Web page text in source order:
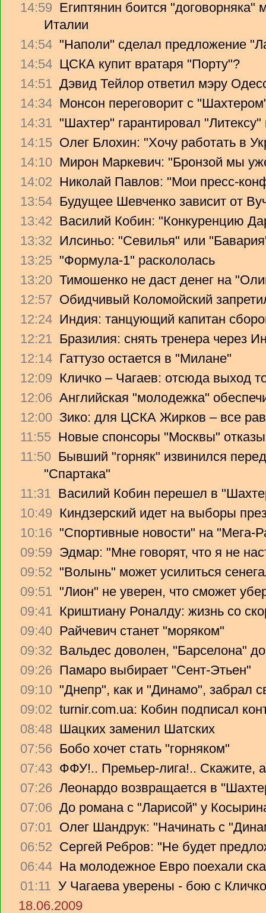
14:59 Египтянин боится
Италии
14:54 "Наполи" сделал предложение
14:54 ЦСКА купит вратаря "Порту"?
14:51 Дэвид Тейлор ответил мэру
14:34 Монсон переговорит с
14:31 "Шахтер" гарантировал
14:15 Олег Блохин: "Хочу работать в
14:10 Мирон Маркевич: "Бронзой мы
14:02 Николай Павлов: "Мои пресс-
13:54 Будущее Шевченко зависит от
13:42 Василий Кобин: "Конкуренцию
13:32 Илсиньо: "Севилья" или
13:25 "Формула-1" раскололась
13:20 Тимошенко не даст денег на
12:57 Обидчивый Коломойский
12:24 Индия: танцующий капитан
12:21 Бразилия: снять тренера через
12:14 Гаттузо остается в "Милане"
12:09 Кличко – Чагаев: отсюда выход
12:06 Английская "молодежка"
12:00 Зико: для ЦСКА Жирков – все
11:55 Новые спонсоры "Москвы"
11:50 Бывший "горняк" извинился
"Спартака"
11:31 Василий Кобин перешел в
10:49 Киндзерский идет на выборы
10:16 "Спортивные новости" на "Мега-
09:59 Эдмар: "Мне говорят, что я не
09:52 "Волынь" может усилиться
09:51 "Лион" не уверен, что сможет
09:41 Криштиану Роналду: жизнь со
09:40 Райчевич станет "моряком"
09:32 Вальдес доволен, "Барселона"
09:26 Памаро выбирает "Сент-Этьен"
09:10 "Днепр", как и "Динамо", забрал
09:02 turnir.com.ua: Кобин подписал
08:48 Шацких заменил Шатских
07:56 Бобо хочет стать "горняком"
07:43 ФФУ!.. Премьер-лига!.. Скажите,
07:26 Леонардо возвращается в
07:06 До романа с "Ларисой" у
07:01 Олег Шандрук: "Начинать с
06:52 Сергей Ребров: "Не будет
06:44 На молодежное Евро поехали
01:11 У Чагаева уверены - бою с
18.06.2009